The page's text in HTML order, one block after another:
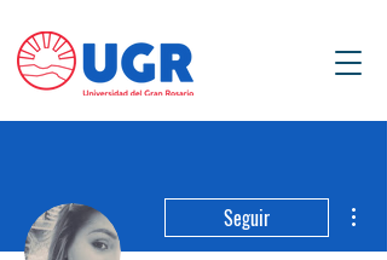
Seguir